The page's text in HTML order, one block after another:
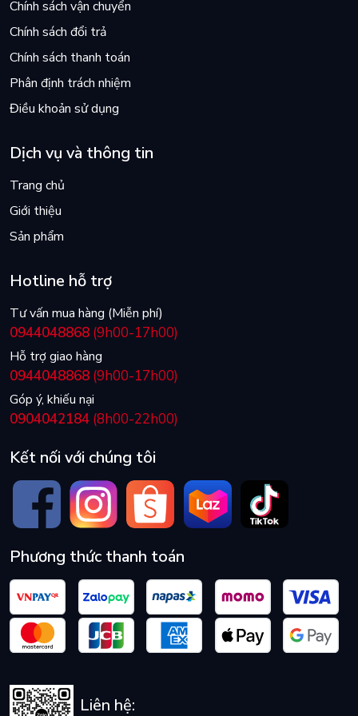
- New York Times
không dễ được hoan nghênh và biến nó thành một tác phẩm
đầy mê hoặc.” - Jan Morris, Daily Telegraph
Chính sách vận chuyển
Chính sách đổi trả
Chính sách thanh toán
Phân định trách nhiệm
Điều khoản sử dụng
Dịch vụ và thông tin
Trang chủ
Giới thiệu
Sản phẩm
Hotline hỗ trợ
Tư vấn mua hàng (Miễn phí)
0944048868 (9h00-17h00)
Hỗ trợ giao hàng
0944048868 (9h00-17h00)
Góp ý, khiếu nại
0904042184 (8h00-22h00)
Kết nối với chúng tôi
Phương thức thanh toán
Liên hệ: